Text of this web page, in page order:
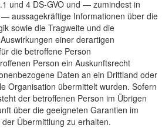
und 4 DS-GVO und — zumindest in
aussagekräftige Informationen über die
sowie die Tragweite und die
einer derartigen
die betroffene Person
Person ein Auskunftsrecht
Daten an ein Drittland oder
Organisation übermittelt wurden. Sofern
der betroffenen Person im Übrigen
über die geeigneten Garantien im
Übermittlung zu erhalten.